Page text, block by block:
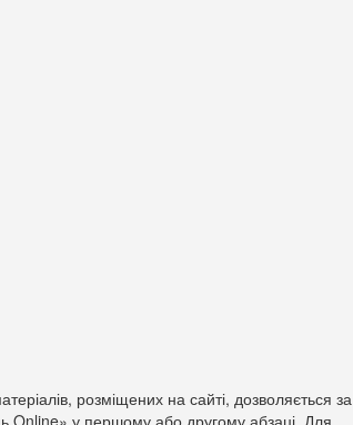
розміщених на сайті, дозволяється за